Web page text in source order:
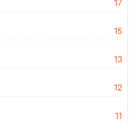
17
15
13
12
11